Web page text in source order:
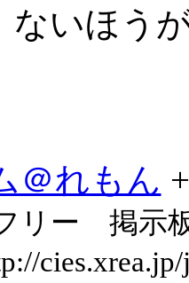
ないほう
＠れもん
リー 掲示